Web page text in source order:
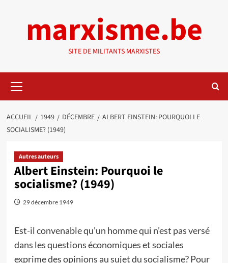
marxisme.be
SITE DE MILITANTS MARXISTES
principal
ACCUEIL 1949 DÉCEMBRE
ALBERT EINSTEIN: POURQUOI LE
SOCIALISME? (1949)
Autres auteurs
Albert Einstein: Pourquoi le
socialisme? (1949)
29 décembre 1949
Est-il convenable qu’un homme qui n’est pas versé
dans les questions économiques et sociales
exprime des opinions au sujet du socialisme? Pour